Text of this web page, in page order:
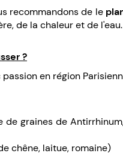
recommandons de le
de la chaleur et de l'eau.
?
en région
de graines de
chêne, laitue, romaine)